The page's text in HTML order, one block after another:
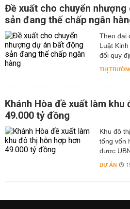
Đề xuất cho chuyển nhượng
sản đang thế chấp ngân
Theo đại
Luật
đổi quy
THỊ
Khánh Hòa đề xuất làm khu
49.000 tỷ đồng
Khu đô
tổng vốn
được
DỰ ÁN